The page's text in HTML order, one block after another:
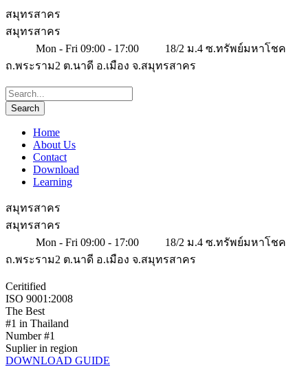
สมุทรสาคร
สมุทรสาคร
Mon - Fri 09:00 - 17:00
18/2 ม.4 ซ.ทรัพย์มหาโชค
ถ.พระราม2 ต.นาดี อ.เมือง จ.สมุทรสาคร
Home
About Us
Contact
Download
Learning
สมุทรสาคร
สมุทรสาคร
Mon - Fri 09:00 - 17:00
18/2 ม.4 ซ.ทรัพย์มหาโชค
ถ.พระราม2 ต.นาดี อ.เมือง จ.สมุทรสาคร
Ceritified
ISO 9001:2008
The Best
#1 in Thailand
Number #1
Suplier in region
DOWNLOAD GUIDE